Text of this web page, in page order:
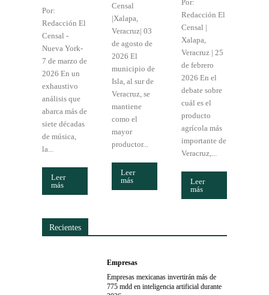
Por:
Redacción El
Censal -
Nueva York-
7 de marzo de
2026 En un
exhaustivo
análisis que
abarca más de
siete décadas
de música,
la...
Leer
más
Censal
|Xalapa,
Veracruz| 03
de agosto de
2026 El
municipio de
Isla, al sur de
Veracruz, se
mantiene
como el
mayor
productor...
Leer
más
Por:
Redacción El
Censal |
Xalapa,
Veracruz | 25
de febrero
2026 En el
debate sobre
cuál es el
producto
agrícola más
importante de
Veracruz,...
Leer
más
Recientes
Empresas
Empresas mexicanas invertirán más de
775 mdd en inteligencia artificial durante